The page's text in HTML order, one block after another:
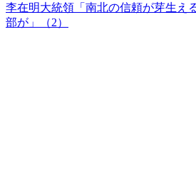
李在明大統領「南北の信頼が芽生え
部が」（2）